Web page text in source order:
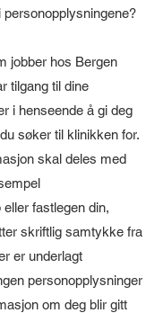
jobber hos Bergen
tilgang til dine
i henseende å gi deg
søker til klinikken for.
skal deles med
fastlegen din,
skriftlig samtykke fra
er underlagt
personopplysninger
om deg blir gitt